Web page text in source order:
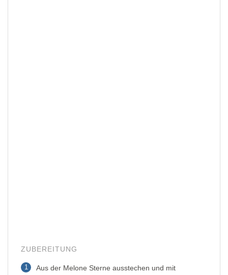
ZUBEREITUNG
1
Aus der Melone Sterne ausstechen und mit